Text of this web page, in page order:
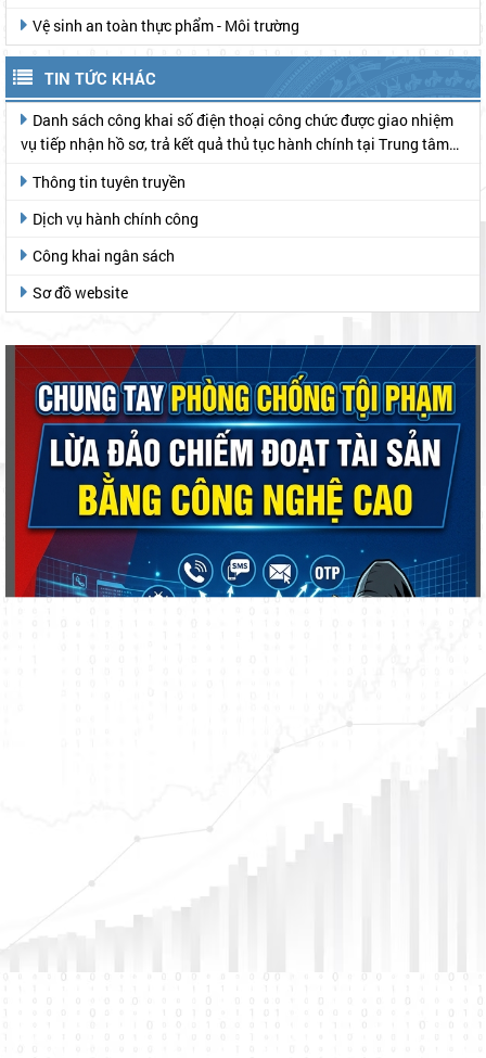
Vệ sinh an toàn thực phẩm - Môi trường
TIN TỨC KHÁC
vụ tiếp nhận hồ sơ, trả kết quả thủ tục hành chính tại Trung tâm
Thông tin tuyên truyền
Dịch vụ hành chính công
Công khai ngân sách
Sơ đồ website